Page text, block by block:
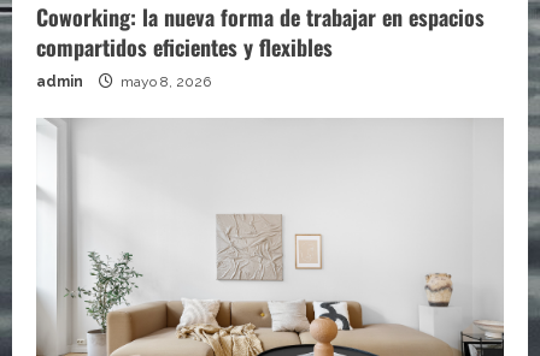
Coworking: la nueva forma de trabajar en espacios
compartidos eficientes y flexibles
admin mayo 8, 2026